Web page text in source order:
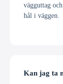
vägguttag
hål i väggen.
Kan jag ta